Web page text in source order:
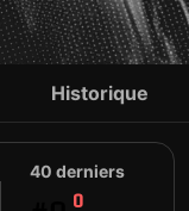
Historique
40 derniers
0